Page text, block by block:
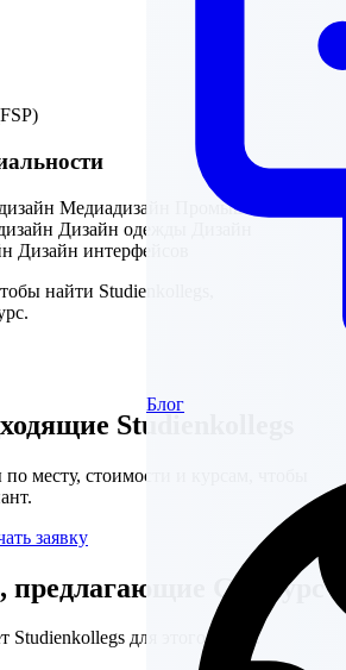
Блог
Медиадизайн
Промышленный
Дизайн одежды
Дизайн интерфейсов
найти Studienkollegs,
Studienkollegs
месту, стоимости и курсам, чтобы
заявку
предлагающие GD-курс
Studienkollegs для этого курса.